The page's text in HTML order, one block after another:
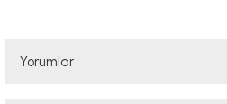
Yorumlar